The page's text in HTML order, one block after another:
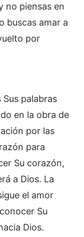
no piensas en
buscas amar a
por
Sus palabras
en la obra de
por las
para
Su corazón,
a Dios. La
el amor
Su
Dios.